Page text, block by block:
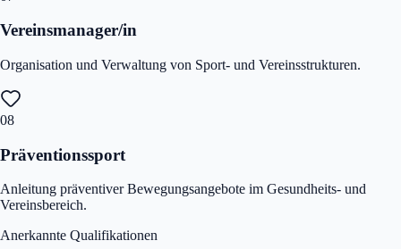
Vereinsmanager/in
Organisation und Verwaltung von Sport- und Vereinsstrukturen.
08
Präventionssport
Anleitung präventiver Bewegungsangebote im Gesundheits- und
Vereinsbereich.
Anerkannte Qualifikationen